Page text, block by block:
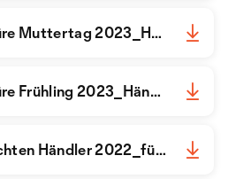
20230613_Broschüre Muttertag 2023_Händler_doppelseitig.pdf
20230613_Broschüre Frühling 2023_Händler_für Ornaris doppelseitig.pdf
20230613_Weihnachten Händler 2022_für Ornaris doppelseitig.pdf